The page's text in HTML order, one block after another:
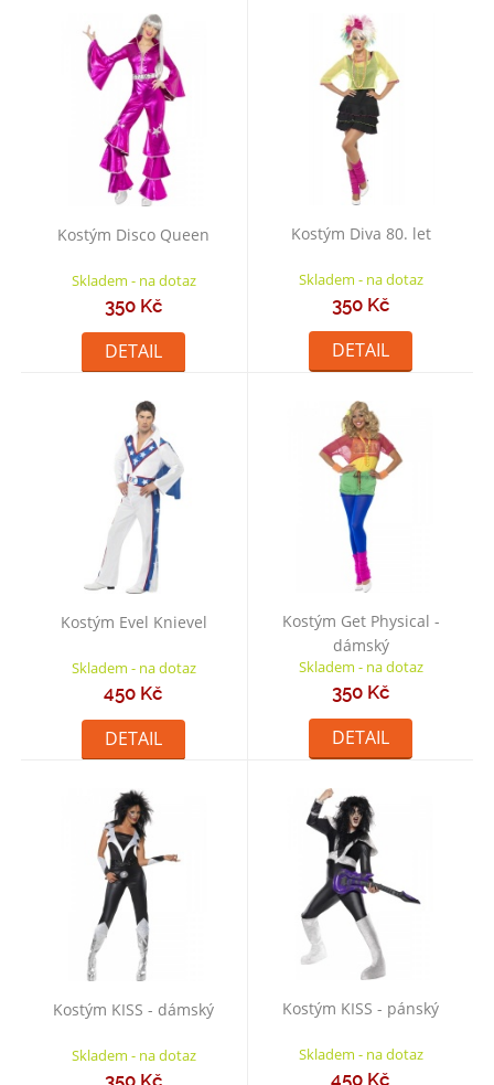
Kostým Disco Queen
Skladem - na dotaz
350 Kč
DETAIL
Kostým Diva 80. let
Skladem - na dotaz
350 Kč
DETAIL
Kostým Evel Knievel
Skladem - na dotaz
450 Kč
DETAIL
Kostým Get Physical -
dámský
Skladem - na dotaz
350 Kč
DETAIL
Kostým KISS - dámský
Skladem - na dotaz
Kostým KISS - pánský
Skladem - na dotaz
450 Kč